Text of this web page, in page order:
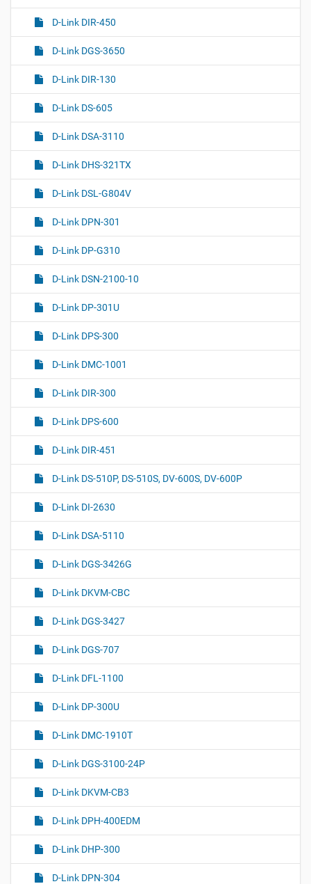
D-Link DIR-450
D-Link DGS-3650
D-Link DIR-130
D-Link DS-605
D-Link DSA-3110
D-Link DHS-321TX
D-Link DSL-G804V
D-Link DPN-301
D-Link DP-G310
D-Link DSN-2100-10
D-Link DP-301U
D-Link DPS-300
D-Link DMC-1001
D-Link DIR-300
D-Link DPS-600
D-Link DIR-451
D-Link DS-510P, DS-510S, DV-600S, DV-600P
D-Link DI-2630
D-Link DSA-5110
D-Link DGS-3426G
D-Link DKVM-CBC
D-Link DGS-3427
D-Link DGS-707
D-Link DFL-1100
D-Link DP-300U
D-Link DMC-1910T
D-Link DGS-3100-24P
D-Link DKVM-CB3
D-Link DPH-400EDM
D-Link DHP-300
D-Link DPN-304